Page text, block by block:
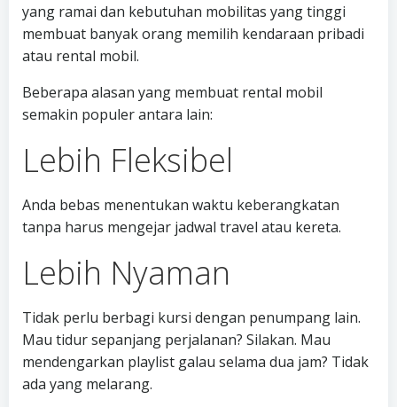
yang ramai dan kebutuhan mobilitas yang tinggi
membuat banyak orang memilih kendaraan pribadi
atau rental mobil.
Beberapa alasan yang membuat rental mobil
semakin populer antara lain:
Lebih Fleksibel
Anda bebas menentukan waktu keberangkatan
tanpa harus mengejar jadwal travel atau kereta.
Lebih Nyaman
Tidak perlu berbagi kursi dengan penumpang lain.
Mau tidur sepanjang perjalanan? Silakan. Mau
mendengarkan playlist galau selama dua jam? Tidak
ada yang melarang.